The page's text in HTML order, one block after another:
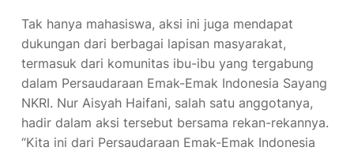
Tak hanya mahasiswa, aksi ini juga mendapat
dukungan dari berbagai lapisan masyarakat,
termasuk dari komunitas ibu-ibu yang tergabung
dalam Persaudaraan Emak-Emak Indonesia Sayang
NKRI. Nur Aisyah Haifani, salah satu anggotanya,
hadir dalam aksi tersebut bersama rekan-rekannya.
“Kita ini dari Persaudaraan Emak-Emak Indonesia